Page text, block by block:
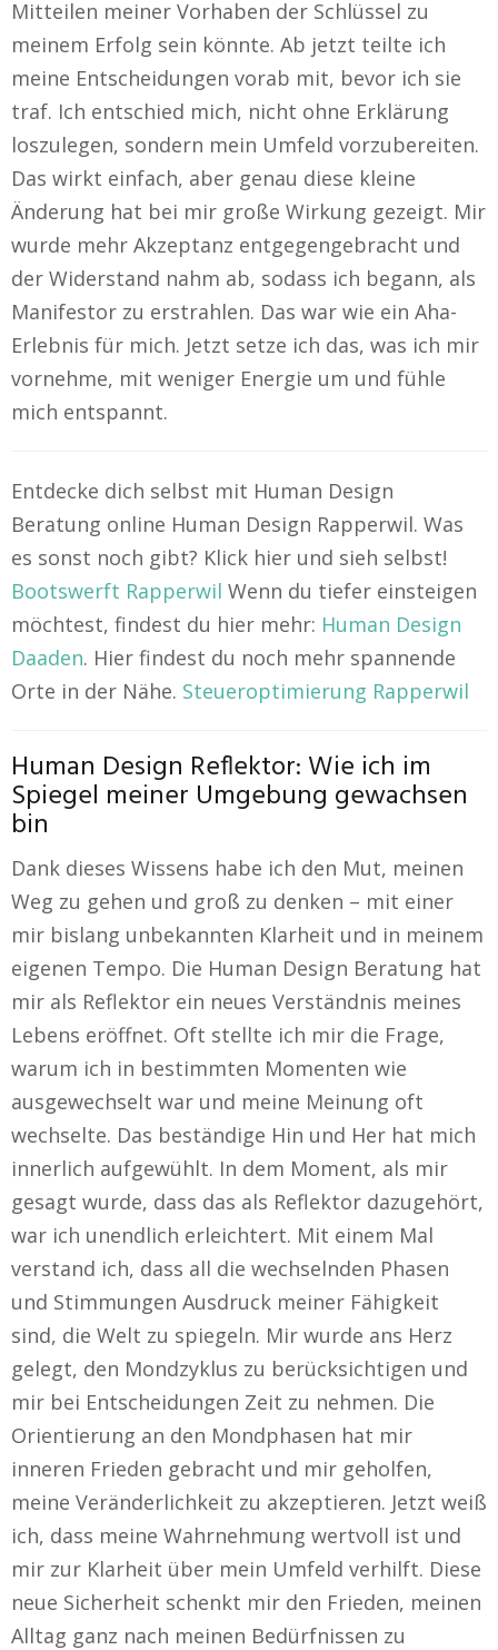
Mitteilen meiner Vorhaben der Schlüssel zu
meinem Erfolg sein könnte. Ab jetzt teilte ich
meine Entscheidungen vorab mit, bevor ich sie
traf. Ich entschied mich, nicht ohne Erklärung
loszulegen, sondern mein Umfeld vorzubereiten.
Das wirkt einfach, aber genau diese kleine
Änderung hat bei mir große Wirkung gezeigt. Mir
wurde mehr Akzeptanz entgegengebracht und
der Widerstand nahm ab, sodass ich begann, als
Manifestor zu erstrahlen. Das war wie ein Aha-
Erlebnis für mich. Jetzt setze ich das, was ich mir
vornehme, mit weniger Energie um und fühle
mich entspannt.
Entdecke dich selbst mit Human Design
Beratung online Human Design Rapperwil. Was
es sonst noch gibt? Klick hier und sieh selbst!
Bootswerft Rapperwil Wenn du tiefer einsteigen
möchtest, findest du hier mehr: Human Design
Daaden. Hier findest du noch mehr spannende
Orte in der Nähe. Steueroptimierung Rapperwil
Human Design Reflektor: Wie ich im
Spiegel meiner Umgebung gewachsen
bin
Dank dieses Wissens habe ich den Mut, meinen
Weg zu gehen und groß zu denken – mit einer
mir bislang unbekannten Klarheit und in meinem
eigenen Tempo. Die Human Design Beratung hat
mir als Reflektor ein neues Verständnis meines
Lebens eröffnet. Oft stellte ich mir die Frage,
warum ich in bestimmten Momenten wie
ausgewechselt war und meine Meinung oft
wechselte. Das beständige Hin und Her hat mich
innerlich aufgewühlt. In dem Moment, als mir
gesagt wurde, dass das als Reflektor dazugehört,
war ich unendlich erleichtert. Mit einem Mal
verstand ich, dass all die wechselnden Phasen
und Stimmungen Ausdruck meiner Fähigkeit
sind, die Welt zu spiegeln. Mir wurde ans Herz
gelegt, den Mondzyklus zu berücksichtigen und
mir bei Entscheidungen Zeit zu nehmen. Die
Orientierung an den Mondphasen hat mir
inneren Frieden gebracht und mir geholfen,
meine Veränderlichkeit zu akzeptieren. Jetzt weiß
ich, dass meine Wahrnehmung wertvoll ist und
mir zur Klarheit über mein Umfeld verhilft. Diese
neue Sicherheit schenkt mir den Frieden, meinen
Alltag ganz nach meinen Bedürfnissen zu